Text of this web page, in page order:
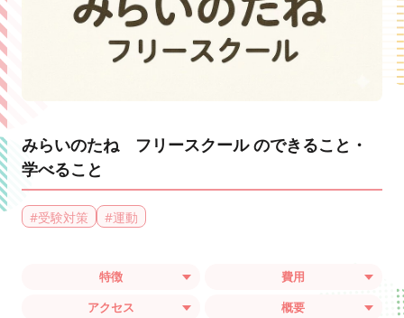
みらいのたね フリースクール のできること・
学べること
#受験対策 #運動
特徴
費用
アクセス
概要